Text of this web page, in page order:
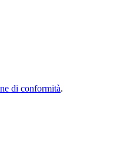
di conformità.